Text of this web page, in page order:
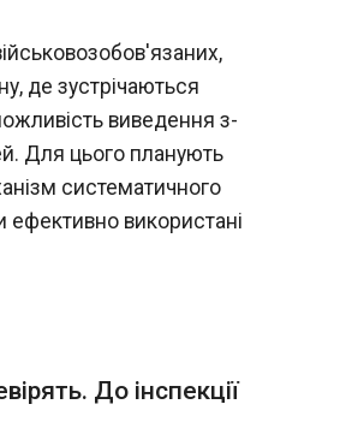
сингл з
Live (SNL) другий
"Begged", що увійде
Два
де зустрічаються
виведення з-
Для цього планують
систематичного
ефективно використані
До інспекції